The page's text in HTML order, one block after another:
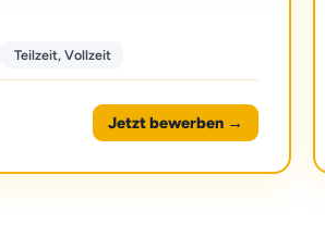
Teilzeit, Vollzeit
Jetzt bewerben →